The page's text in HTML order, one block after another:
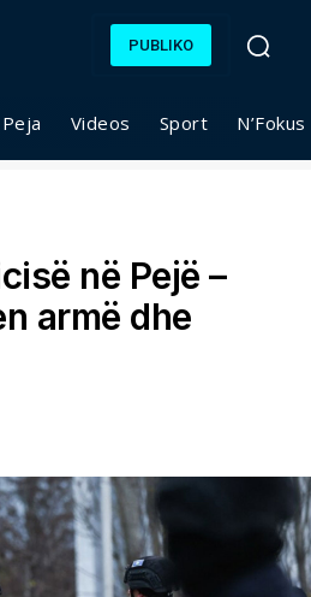
PUBLIKO
Videos Sport
në Pejë –
armë dhe